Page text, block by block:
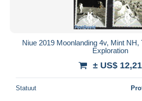
Niue 2019 Moonlanding 4v, Mint NH,
Exploration
± US$ 12,21
Statuut